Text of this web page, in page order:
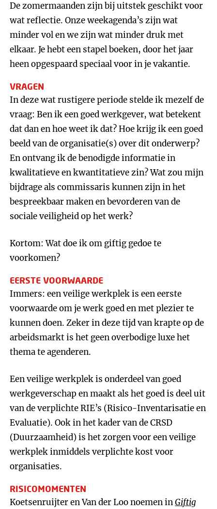
De zomermaanden zijn bij uitstek geschikt voor
wat reflectie. Onze weekagenda’s zijn wat
minder vol en we zijn wat minder druk met
elkaar. Je hebt een stapel boeken, door het jaar
heen opgespaard speciaal voor in je vakantie.
VRAGEN
In deze wat rustigere periode stelde ik mezelf de
vraag: Ben ik een goed werkgever, wat betekent
dat dan en hoe weet ik dat? Hoe krijg ik een goed
beeld van de organisatie(s) over dit onderwerp?
En ontvang ik de benodigde informatie in
kwalitatieve en kwantitatieve zin? Wat zou mijn
bijdrage als commissaris kunnen zijn in het
bespreekbaar maken en bevorderen van de
sociale veiligheid op het werk?
Kortom: Wat doe ik om giftig gedoe te
voorkomen?
EERSTE VOORWAARDE
Immers: een veilige werkplek is een eerste
voorwaarde om je werk goed en met plezier te
kunnen doen. Zeker in deze tijd van krapte op de
arbeidsmarkt is het geen overbodige luxe het
thema te agenderen.
Een veilige werkplek is onderdeel van goed
werkgeverschap en maakt als het goed is deel uit
van de verplichte RIE’s (Risico-Inventarisatie en
Evaluatie). Ook in het kader van de CRSD
(Duurzaamheid) is het zorgen voor een veilige
werkplek inmiddels verplichte kost voor
organisaties.
RISICOMOMENTEN
Koetsenruijter en Van der Loo noemen inGiftig